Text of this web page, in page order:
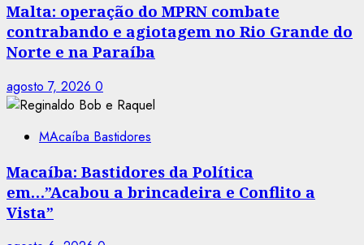
Malta: operação do MPRN combate
contrabando e agiotagem no Rio Grande do
Norte e na Paraíba
agosto 7, 2026 0
MAcaíba Bastidores
Macaíba: Bastidores da Política
em…”Acabou a brincadeira e Conflito a
Vista”